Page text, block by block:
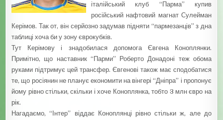
італійський клуб “Парма” купив
російський нафтовий магнат Сулейман
Керімов. Так от, він серйозно задумав підняти “пармезанців” з дна
таблиці хоча би у зону єврокубків.
Тут Керімову і знадобилася допомога Євгена Коноплянки.
Примітно, що наставник “Парми” Роберто Донадоні теж обома
руками підтримує цей трансфер. Євгенові також має сподобатися
те, що росіянин не планує економити на вінгері “Дніпра” і пропонує
йому рівно стільки, скільки і хоче Коноплянка, тобто 3 млн євро на
рік.
Нагадаємо, “Інтер” віддає Коноплянці рівно стільки ж, але до